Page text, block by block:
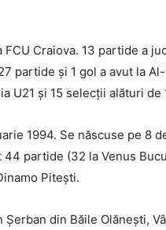
Craiova. 13 partide a
partide și 1 gol a avut la
și 15 selecții alături de
1994. Se născuse pe 8
partide (32 la Venus
Pitești.
din Băile Olănești,